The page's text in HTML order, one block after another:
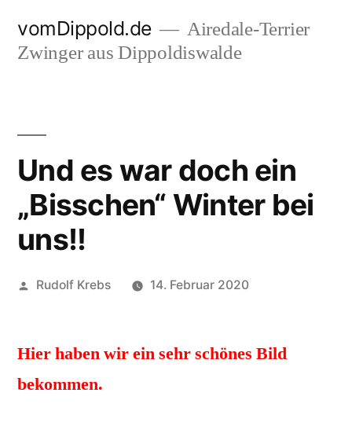
Inhalt
vomDippold.de
Airedale-Terrier
Zwinger aus Dippoldiswalde
Und es war doch ein
„Bisschen“ Winter bei
uns!!
Veröffentlicht
Rudolf Krebs 14. Februar 2020
Hier haben wir ein sehr schönes Bild
bekommen.